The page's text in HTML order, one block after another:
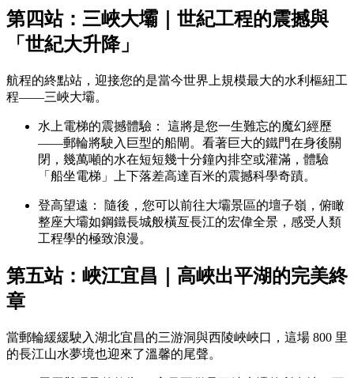
第四站：三峽大壩｜世紀工程的震撼與
「世紀大升降」
航程的終點站，迎接您的是當今世界上規模最大的水利樞紐工
程——三峽大壩。
水上電梯的震撼體驗： 這將是您一生難忘的魔幻經歷
——郵輪將駛入巨型的船閘。看著巨大的鐵門在身後關
閉，幾萬噸的水在短短幾十分鐘內排空或灌滿，體驗
「船坐電梯」上下落差高達百米的震撼科學奇蹟。
登高望遠： 隨後，您可以前往大壩景區的壇子嶺，俯瞰
整座大壩如鋼鐵長城般橫亙長江的宏偉全景，感受人類
工程學的極致浪漫。
第五站：峽江宜昌｜高峽出平湖的完美終
章
當郵輪緩緩駛入湖北宜昌的三游洞與西陵峽峽口，這場 800 里
的長江山水夢境也迎來了溫馨的尾聲。